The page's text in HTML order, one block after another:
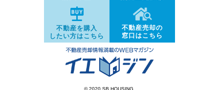
不動産を購入
したい方はこちら
不動産売却の
窓口はこちら
© 2020 SB HOUSING.